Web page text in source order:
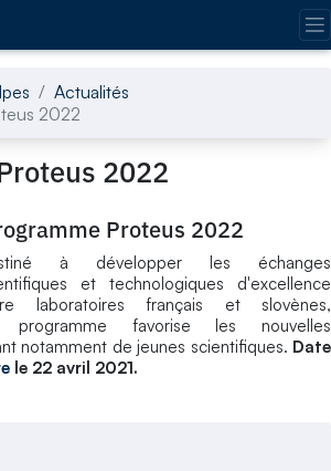
Actualités
2022
2022
Proteus 2022
à développer les échanges
et technologiques d'excellence
laboratoires français et slovènes,
programme favorise les nouvelles
notamment de jeunes scientifiques. Date
le 22 avril 2021.